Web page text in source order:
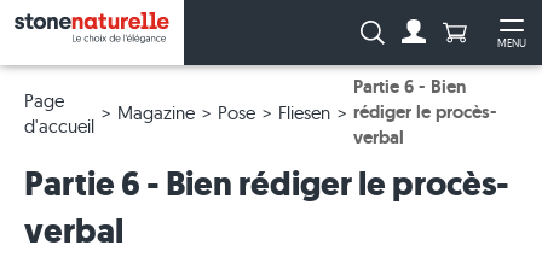
MENU
Recherche :Anzahl
Page
d'accueil
Magazine Pose Fliesen
Partie 6 - Bien
rédiger le procès-
verbal
Partie 6 - Bien rédiger le procès-
verbal